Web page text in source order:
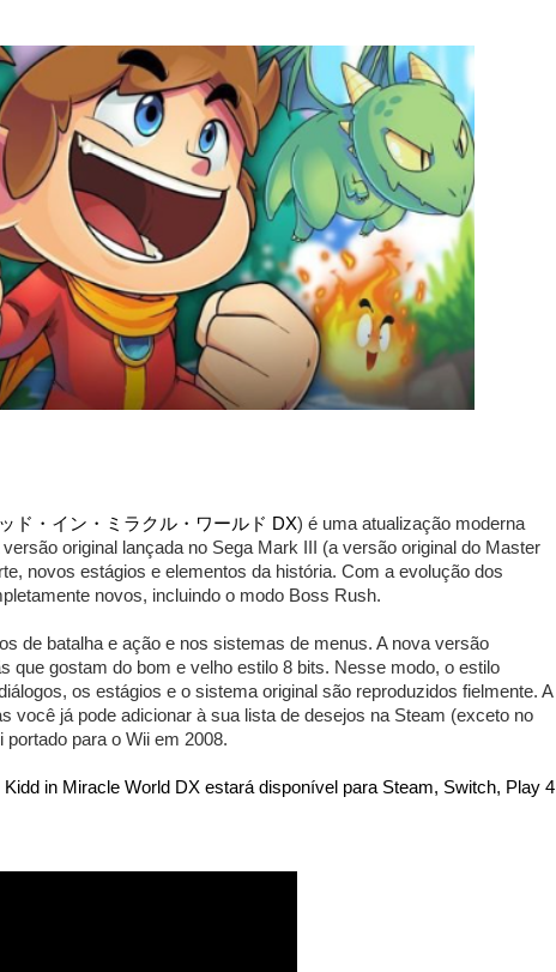
ド・イン・ミラクル・ワールド DX) é uma atualização moderna
original lançada no Sega Mark III (a versão original do Master
novos estágios e elementos da história. Com a evolução dos
novos, incluindo o modo Boss Rush.
de batalha e ação e nos sistemas de menus. A nova versão
que gostam do bom e velho estilo 8 bits. Nesse modo, o estilo
os estágios e o sistema original são reproduzidos fielmente. A
você já pode adicionar à sua lista de desejos na Steam (exceto no
portado para o Wii em 2008.
Kidd in Miracle World DX estará disponível para Steam, Switch, Play 4